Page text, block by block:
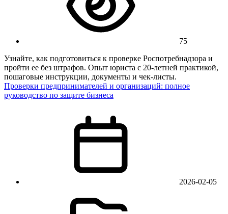
75
Узнайте, как подготовиться к проверке Роспотребнадзора и
пройти ее без штрафов. Опыт юриста с 20-летней практикой,
пошаговые инструкции, документы и чек-листы.
Проверки предпринимателей и организаций: полное
руководство по защите бизнеса
2026-02-05